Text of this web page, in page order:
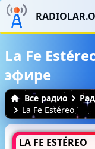
La Fe
эфире
Все радио
La Fe Estéreo
LA FE ESTÉREO